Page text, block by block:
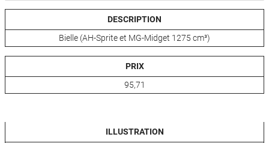
DESCRIPTION
Bielle (AH-Sprite et MG-Midget 1275 cm³)
PRIX
95,71
ILLUSTRATION